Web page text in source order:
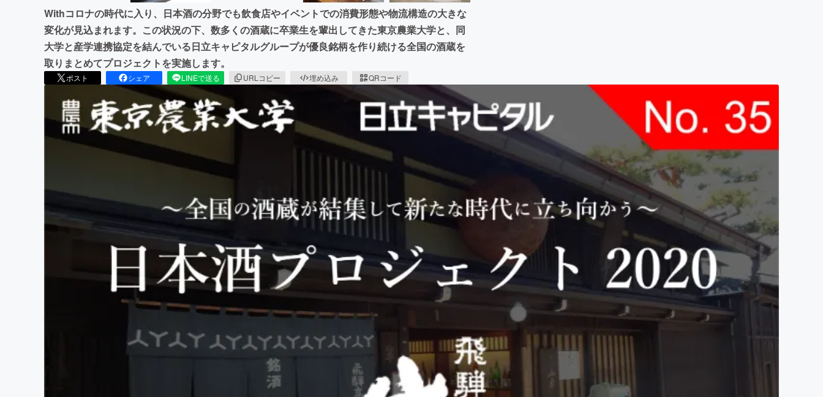
Withコロナの時代に入り、日本酒の分野でも飲食店やイベントでの消費形態や物流構造の大きな
変化が見込まれます。この状況の下、数多くの酒蔵に卒業生を輩出してきた東京農業大学と、同
大学と産学連携協定を結んでいる日立キャピタルグループが優良銘柄を作り続ける全国の酒蔵を
取りまとめてプロジェクトを実施します。
ポスト シェア LINEで送る URLコピー 埋め込み QRコード